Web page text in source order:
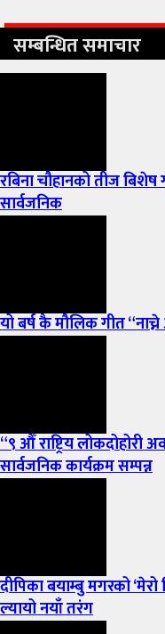
सम्बन्धित समाचार
रबिना चौहानको तीज
सार्वजनिक
यो बर्ष कै मौलिक गीत
“९ औँ राष्ट्रिय लोकदोहोरी
सार्वजनिक कार्यक्रम सम्पन्न
दीपिका बयाम्बु मगरको
ल्यायो नयाँ तरंग